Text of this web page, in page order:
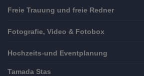
Freie Trauung und freie Redner
Fotografie, Video & Fotobox
Hochzeits-und Eventplanung
Tamada Stas